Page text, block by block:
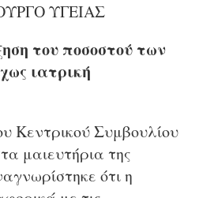
ΥΓΕΙΑΣ
του ποσοστού των
ιατρική
Κεντρικού Συμβουλίου
μαιευτήρια της
ότι η